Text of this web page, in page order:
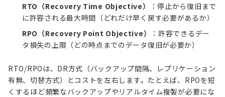
RTO（Recovery Time Objective）
：停止から復旧まで
に許容される最大時間（どれだけ早く戻す必要があるか）
RPO（Recovery Point Objective）
：許容できるデー
タ損失の上限（どの時点までのデータ復旧が必要か）
RTO/RPOは、DR方式（バックアップ間隔、レプリケーション
有無、切替方式）とコストを左右します。たとえば、RPOを短
くするほど頻繁なバックアップやリアルタイム複製が必要にな